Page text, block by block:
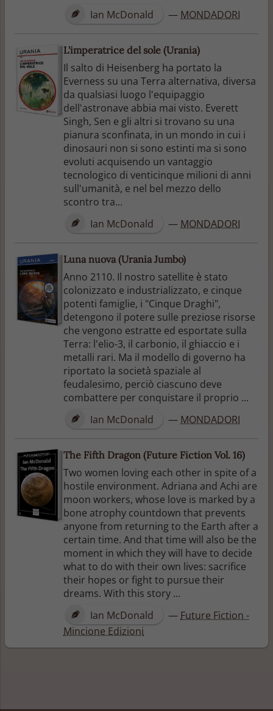
Ian McDonald
— MONDADORI
L'imperatrice del sole (Urania)
Il salto di Heisenberg ha portato la
Everness su una Terra alternativa, diversa
da qualsiasi luogo l'equipaggio
dell'astronave abbia mai visto. Everett
Singh, Sen e gli altri si trovano su una
pianura sconfinata, in un mondo in cui i
dinosauri non si sono estinti ma si sono
evoluti acquisendo un vantaggio
tecnologico di venticinque milioni di anni
sull'umanità, e nel bel mezzo dello
scontro tra...
Ian McDonald
— MONDADORI
Luna nuova (Urania Jumbo)
Anno 2110. Il nostro satellite è stato
colonizzato e industrializzato, e cinque
potenti famiglie, i "Cinque Draghi",
detengono il potere sulle preziose risorse
che vengono estratte ed esportate sulla
Terra: l'elio-3, il carbonio, il ghiaccio e i
metalli rari. Ma il modello di governo ha
riportato la società spaziale al
feudalesimo, perciò ciascuno deve
combattere per conquistare il proprio ...
Ian McDonald
— MONDADORI
The Fifth Dragon (Future Fiction Vol. 16)
Two women loving each other in spite of a
hostile environment. Adriana and Achi are
moon workers, whose love is marked by a
bone atrophy countdown that prevents
anyone from returning to the Earth after a
certain time. And that time will also be the
moment in which they will have to decide
what to do with their own lives: sacrifice
their hopes or fight to pursue their
dreams. With this story ...
Ian McDonald
— Future Fiction -
Mincione Edizioni